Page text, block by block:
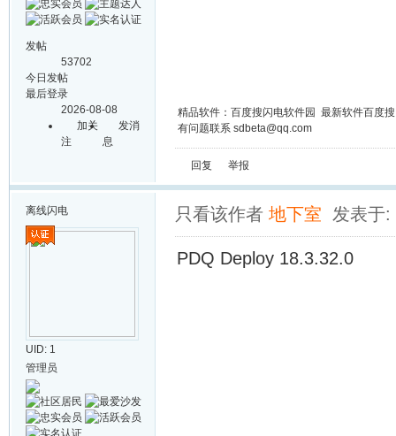
发帖
53702
今日发帖
最后登录
2026-08-08
加关
注
发消
息
精品软件：百度搜闪电软件园 最新软件百度
有问题联系 sdbeta@qq.com
回复 举报
离线闪电
UID: 1
管理员
只看该作者 地下室 发表于:
PDQ Deploy 18.3.32.0